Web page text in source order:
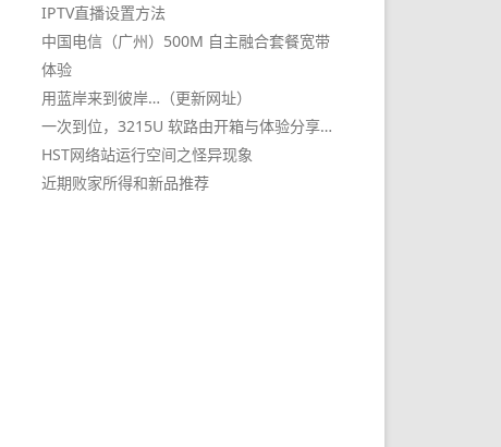
IPTV直播设置方法
中国电信（广州）500M 自主融合套餐宽带
体验
用蓝岸来到彼岸…（更新网址）
一次到位，3215U 软路由开箱与体验分享…
HST网络站运行空间之怪异现象
近期败家所得和新品推荐